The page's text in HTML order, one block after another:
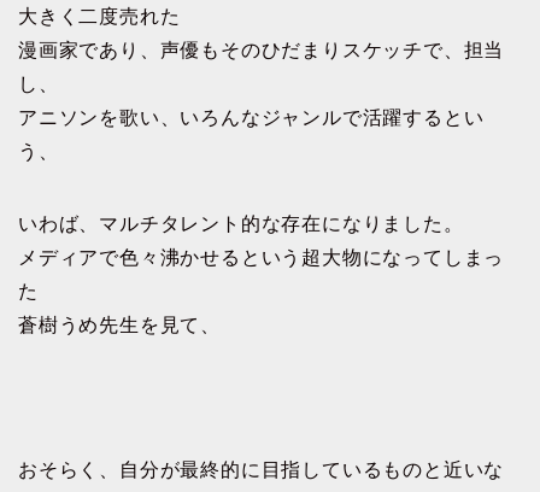
大きく二度売れた
漫画家であり、声優もそのひだまりスケッチで、担当
し、
アニソンを歌い、いろんなジャンルで活躍するとい
う、
いわば、マルチタレント的な存在になりました。
メディアで色々沸かせるという超大物になってしまっ
た
蒼樹うめ先生を見て、
おそらく、自分が最終的に目指しているものと近いな